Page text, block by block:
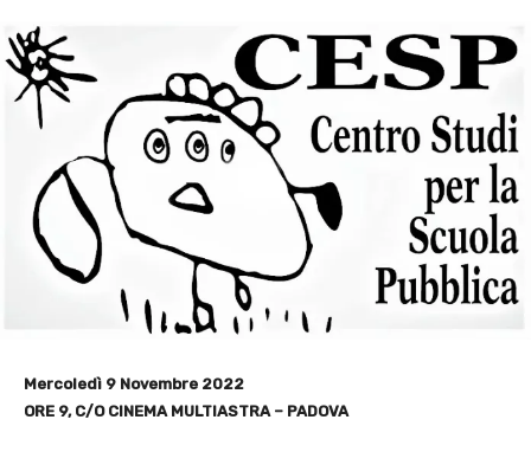
Mercoledì 9 Novembre 2022
ORE 9, C/O CINEMA MULTIASTRA – PADOVA